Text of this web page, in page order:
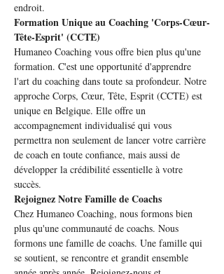
endroit.
Formation Unique au Coaching 'Corps-Cœur-
Tête-Esprit' (CCTE)
Humaneo Coaching vous offre bien plus qu'une
formation. C'est une opportunité d'apprendre
l'art du coaching dans toute sa profondeur. Notre
approche Corps, Cœur, Tête, Esprit (CCTE) est
unique en Belgique. Elle offre un
accompagnement individualisé qui vous
permettra non seulement de lancer votre carrière
de coach en toute confiance, mais aussi de
développer la crédibilité essentielle à votre
succès.
Rejoignez Notre Famille de Coachs
Chez Humaneo Coaching, nous formons bien
plus qu'une communauté de coachs. Nous
formons une famille de coachs. Une famille qui
se soutient, se rencontre et grandit ensemble